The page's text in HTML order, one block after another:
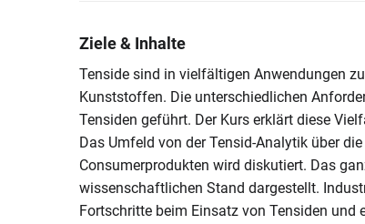
Ziele & Inhalte
Tenside sind in vielfältigen Anwendungen
Kunststoffen. Die unterschiedlichen
Tensiden geführt. Der Kurs erklärt diese
Das Umfeld von der Tensid-Analytik über
Consumerprodukten wird diskutiert. Das
wissenschaftlichen Stand dargestellt.
Fortschritte beim Einsatz von Tensiden